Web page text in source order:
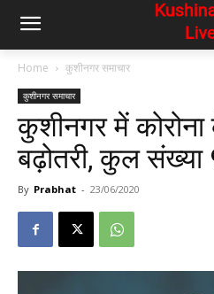
Home कुशीनगर समाचार
कुशीनगर समाचार
कुशीनगर में
बढ़ोतरी, कुल संख्या
By Prabhat - 23/06/2020